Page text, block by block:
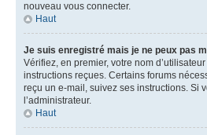
nouveau vous connecter.
Haut
Je suis enregistré mais je ne peux pas
Vérifiez, en premier, votre nom
instructions reçues. Certains forums
reçu un e-mail, suivez ses instructions. Si
l’administrateur.
Haut